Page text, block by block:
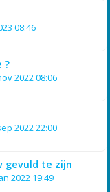
08:46
?
2022 08:06
2022 22:00
gevuld te zijn
2022 19:49